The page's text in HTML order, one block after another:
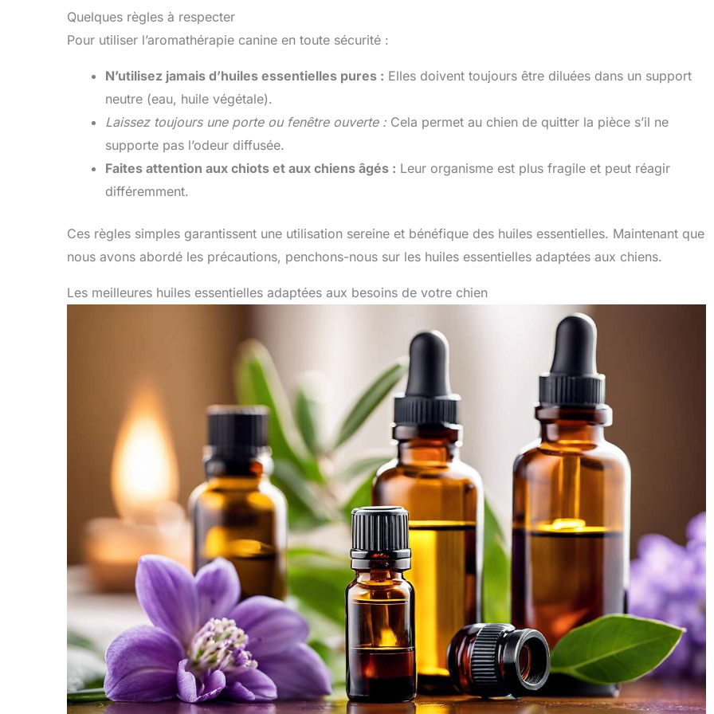
Quelques règles à respecter
Pour utiliser l’aromathérapie canine en toute sécurité :
N’utilisez jamais d’huiles essentielles pures : Elles doivent toujours être diluées dans un support
neutre (eau, huile végétale).
Laissez toujours une porte ou fenêtre ouverte : Cela permet au chien de quitter la pièce s’il ne
supporte pas l’odeur diffusée.
Faites attention aux chiots et aux chiens âgés : Leur organisme est plus fragile et peut réagir
différemment.
Ces règles simples garantissent une utilisation sereine et bénéfique des huiles essentielles. Maintenant que
nous avons abordé les précautions, penchons-nous sur les huiles essentielles adaptées aux chiens.
Les meilleures huiles essentielles adaptées aux besoins de votre chien